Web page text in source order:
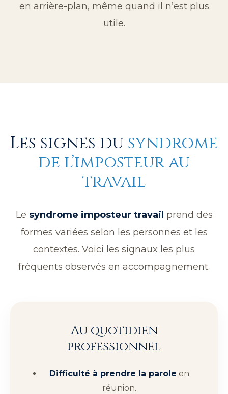
en arrière-plan, même quand il n’est plus
utile.
Les signes du syndrome
de l’imposteur au
travail
Le syndrome imposteur travail prend des
formes variées selon les personnes et les
contextes. Voici les signaux les plus
fréquents observés en accompagnement.
Au quotidien
professionnel
Difficulté à prendre la parole en
réunion.